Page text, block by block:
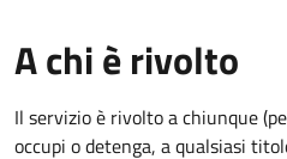
A chi è rivolto
Il servizio è rivolto a chiunque
occupi o detenga, a qualsiasi